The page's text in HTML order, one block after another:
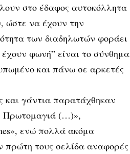
στο έδαφος αυτοκόλλητα
ώστε να έχουν την
των διαδηλωτών φοράει
φωνή” είναι το σύνθημα
και πάνω σε αρκετές
και γάντια παρατάχθηκαν
Πρωτομαγιά (…)»,
ενώ πολλά ακόμα
πρώτη τους σελίδα αναφορές